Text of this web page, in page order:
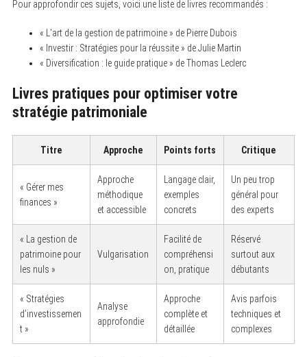
Pour approfondir ces sujets, voici une liste de livres recommandés :
« L’art de la gestion de patrimoine » de Pierre Dubois
« Investir : Stratégies pour la réussite » de Julie Martin
« Diversification : le guide pratique » de Thomas Leclerc
Livres pratiques pour optimiser votre
stratégie patrimoniale
Titre Approche Points forts Critique
« Gérer mes
finances »
Approche
méthodique
et accessible
Langage clair,
exemples
concrets
Un peu trop
général pour
des experts
« La gestion de
patrimoine pour
les nuls »
Vulgarisation
Facilité de
compréhensi
on, pratique
Réservé
surtout aux
débutants
« Stratégies
d’investissemen
t »
Analyse
approfondie
Approche
complète et
détaillée
Avis parfois
techniques et
complexes